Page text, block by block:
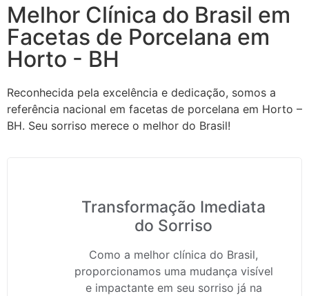
Melhor Clínica do Brasil em
Facetas de Porcelana em
Horto - BH
Reconhecida pela excelência e dedicação, somos a
referência nacional em facetas de porcelana em Horto –
BH. Seu sorriso merece o melhor do Brasil!
Transformação Imediata
do Sorriso
Como a melhor clínica do Brasil,
proporcionamos uma mudança visível
e impactante em seu sorriso já na